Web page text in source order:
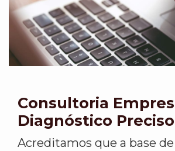
Consultoria
Diagnóstico Preciso
Acreditamos que a base